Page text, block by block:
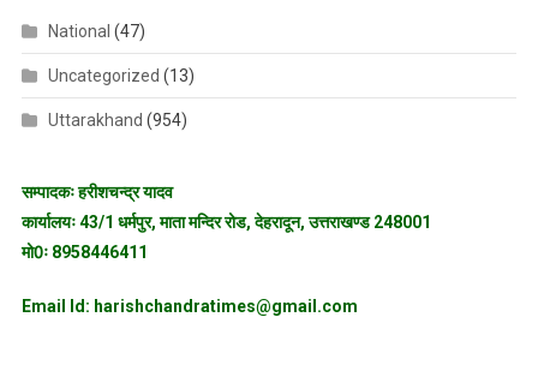
National (47)
Uncategorized (13)
Uttarakhand (954)
सम्पादकः हरीशचन्द्र यादव
कार्यालयः 43/1 धर्मपुर, माता मन्दिर रोड, देहरादून, उत्तराखण्ड 248001
मो0ः 8958446411
Email Id: harishchandratimes@gmail.com